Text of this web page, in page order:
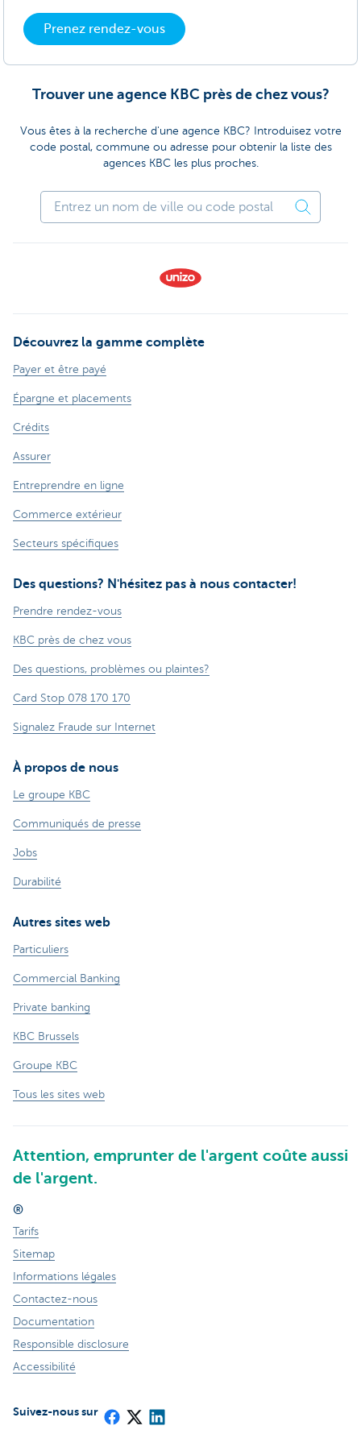
Prenez rendez-vous
Trouver une agence KBC près de chez vous?
Vous êtes à la recherche d'une agence KBC? Introduisez votre
code postal, commune ou adresse pour obtenir la liste des
agences KBC les plus proches.
Découvrez la gamme complète
Payer et être payé
Épargne et placements
Crédits
Assurer
Entreprendre en ligne
Commerce extérieur
Secteurs spécifiques
Des questions? N'hésitez pas à nous contacter!
Prendre rendez-vous
KBC près de chez vous
Des questions, problèmes ou plaintes?
Card Stop 078 170 170
Signalez Fraude sur Internet
À propos de nous
Le groupe KBC
Communiqués de presse
Jobs
Durabilité
Autres sites web
Particuliers
Commercial Banking
Private banking
KBC Brussels
Groupe KBC
Tous les sites web
Attention, emprunter de l'argent coûte aussi
de l'argent.
®
Tarifs
Sitemap
Informations légales
Contactez-nous
Documentation
Responsible disclosure
Accessibilité
Suivez-nous sur